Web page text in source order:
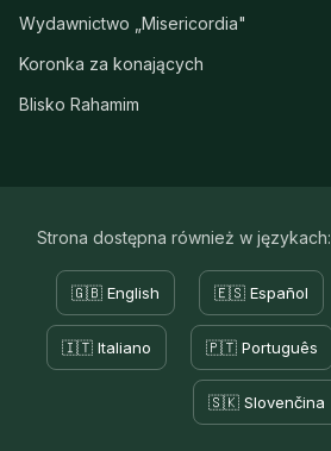
Wydawnictwo „Misericordia"
Koronka za konających
Blisko Rahamim
Strona dostępna również w językach:
🇬🇧 English 🇪🇸 Español
🇮🇹 Italiano 🇵🇹 Português
🇸🇰 Slovenčina